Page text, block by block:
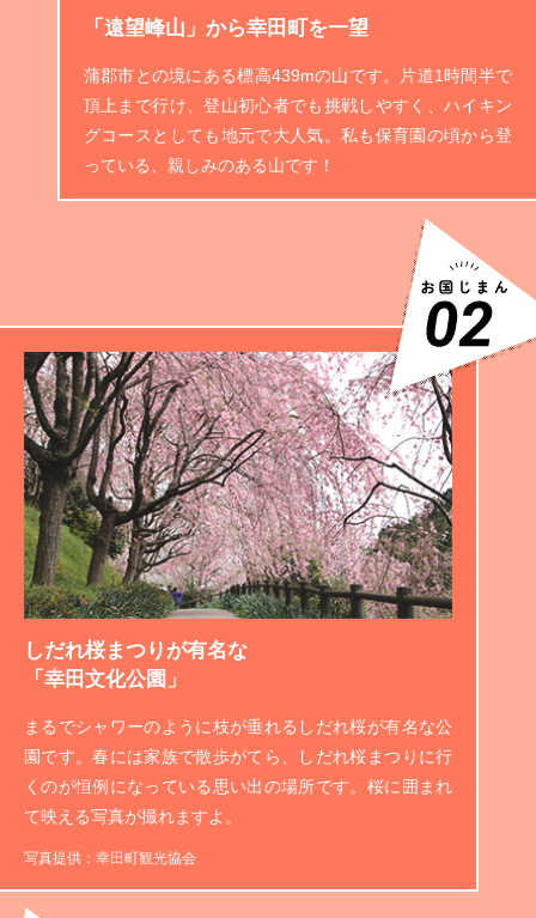
「遠望峰山」から幸田町を一望
蒲郡市との境にある標高439mの山です。片道1時間半で
頂上まで行け、登山初心者でも挑戦しやすく、ハイキン
グコースとしても地元で大人気。私も保育園の頃から登
っている、親しみのある山です！
しだれ桜まつりが有名な
「幸田文化公園」
まるでシャワーのように枝が垂れるしだれ桜が有名な公
園です。春には家族で散歩がてら、しだれ桜まつりに行
くのが恒例になっている思い出の場所です。桜に囲まれ
て映える写真が撮れますよ。
写真提供：幸田町観光協会